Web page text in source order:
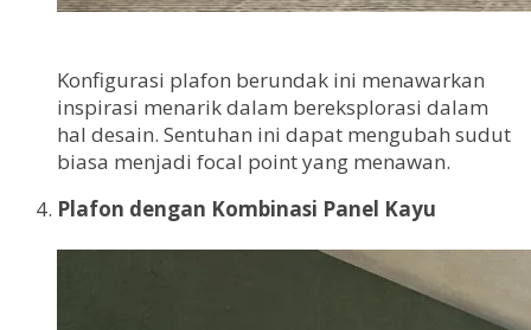
Konfigurasi plafon berundak ini menawarkan
inspirasi menarik dalam bereksplorasi dalam
hal desain. Sentuhan ini dapat mengubah sudut
biasa menjadi focal point yang menawan.
Plafon dengan Kombinasi Panel Kayu